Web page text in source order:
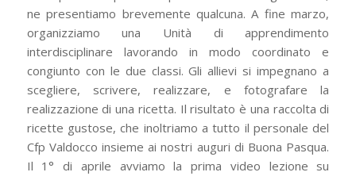
ne presentiamo brevemente qualcuna. A fine marzo,
organizziamo una Unità di apprendimento
interdisciplinare lavorando in modo coordinato e
congiunto con le due classi. Gli allievi si impegnano a
scegliere, scrivere, realizzare, e fotografare la
realizzazione di una ricetta. Il risultato è una raccolta di
ricette gustose, che inoltriamo a tutto il personale del
Cfp Valdocco insieme ai nostri auguri di Buona Pasqua.
Il 1° di aprile avviamo la prima video lezione su